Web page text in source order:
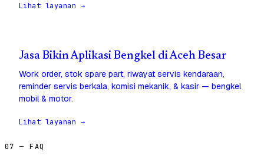
Lihat layanan →
Jasa Bikin Aplikasi Bengkel di Aceh Besar
Work order, stok spare part, riwayat servis kendaraan,
reminder servis berkala, komisi mekanik, & kasir — bengkel
mobil & motor.
Lihat layanan →
07 — FAQ